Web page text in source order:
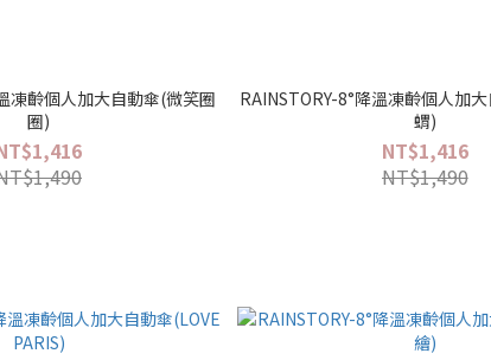
凍齡個人加大自動傘(微笑圈
圈)
RAINSTORY-8°降溫凍齡個人加
蝟)
NT$1,416
NT$1,490